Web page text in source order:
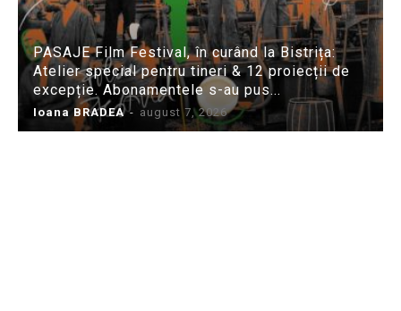
PASAJE Film Festival, în curând la Bistrița:
Atelier special pentru tineri & 12 proiecții de
excepție. Abonamentele s-au pus...
Ioana BRADEA - august 7, 2026